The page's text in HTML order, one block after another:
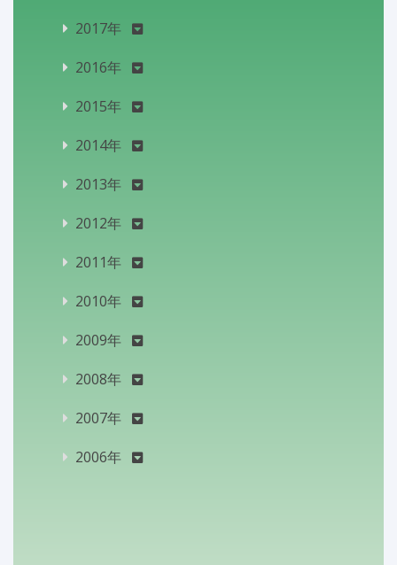
2017年
2016年
2015年
2014年
2013年
2012年
2011年
2010年
2009年
2008年
2007年
2006年